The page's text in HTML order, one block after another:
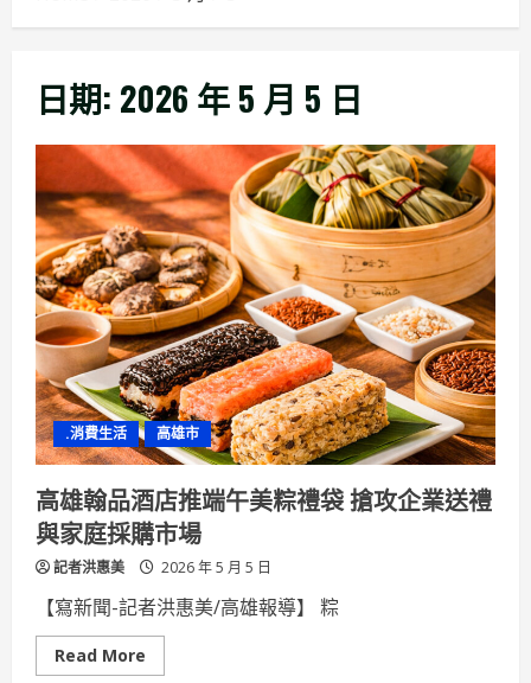
日期: 2026 年 5 月 5 日
.消費生活 高雄市
高雄翰品酒店推端午美粽禮袋 搶攻企業送禮
與家庭採購市場
記者洪惠美 2026 年 5 月 5 日
【寫新聞-記者洪惠美/高雄報導】 粽
Read More
more